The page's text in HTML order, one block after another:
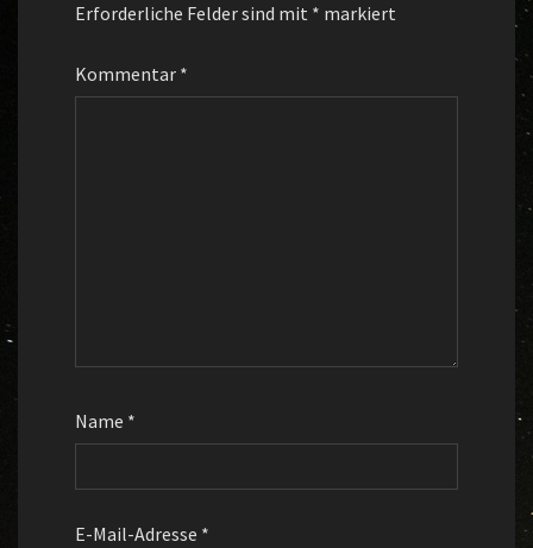
Erforderliche Felder sind mit * markiert
Kommentar *
Name *
E-Mail-Adresse *